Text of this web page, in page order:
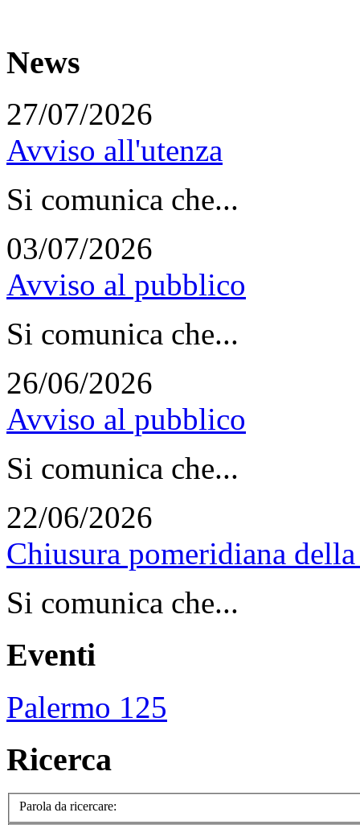
News
27/07/2026
Avviso all'utenza
Si comunica che...
03/07/2026
Avviso al pubblico
Si comunica che...
26/06/2026
Avviso al pubblico
Si comunica che...
22/06/2026
Chiusura pomeridiana
Si comunica che...
Eventi
Palermo 125
Ricerca
Parola da ricercare: